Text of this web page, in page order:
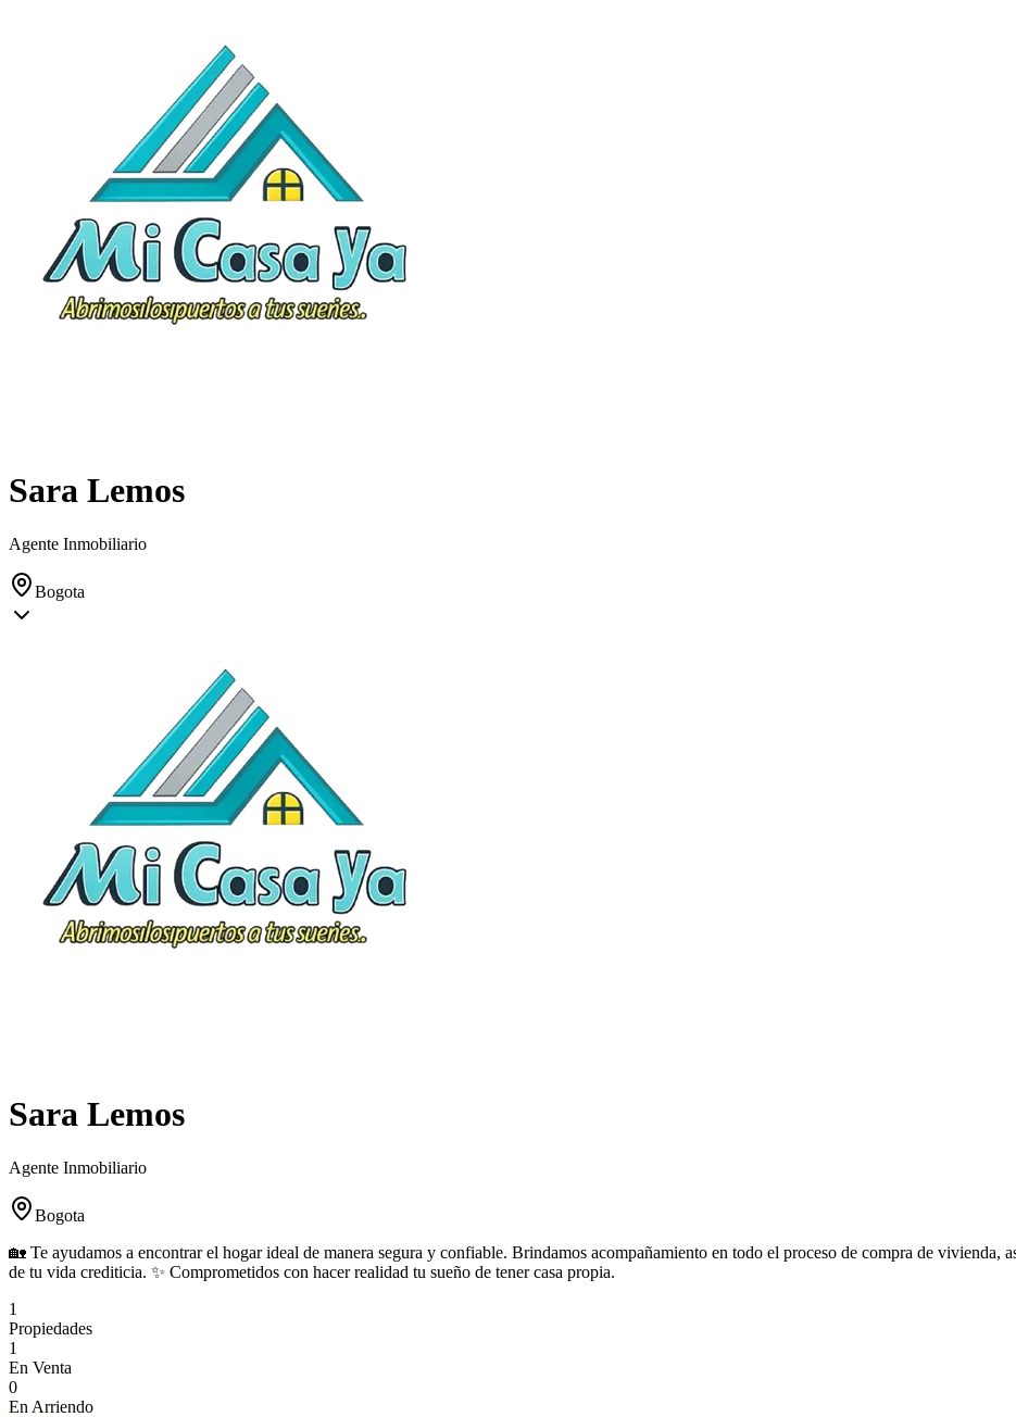
Sara Lemos
Agente Inmobiliario
Bogota
Sara Lemos
Agente Inmobiliario
Bogota
🏡 Te ayudamos a encontrar el hogar ideal de manera segura y confiable. Brindamos acompañamiento en todo el proceso de compra de vivienda,
de tu vida crediticia. ✨ Comprometidos con hacer realidad tu sueño de tener casa propia.
1
Propiedades
1
En Venta
0
En Arriendo